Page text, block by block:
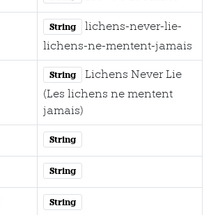
String
lichens-never-lie-
lichens-ne-mentent-jamais
String
Lichens Never Lie
(Les lichens ne mentent
jamais)
String
String
String